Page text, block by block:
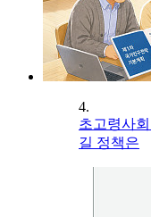
4.
초고령사
길 정책은